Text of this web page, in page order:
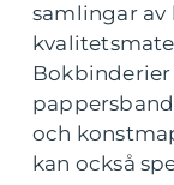
samlingar av
och
kan också